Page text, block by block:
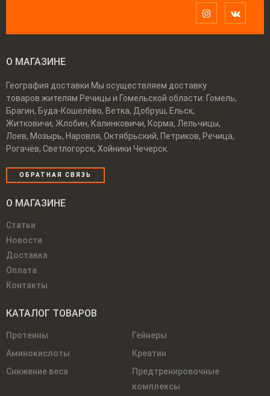
О МАГАЗИНЕ
География доставки Мы осуществляем доставку
товаров жителям Речицы и Гомельской области: Гомель,
Брагин, Буда-Кошелёво, Ветка, Добруш, Ельск,
Житковичи, Жлобин, Калинковичи, Корма, Лельчицы,
Лоев, Мозырь, Наровля, Октябрьский, Петриков, Речица,
Рогачёв, Светлогорск, Хойники Чечерск.
ОБРАТНАЯ СВЯЗЬ
О МАГАЗИНЕ
Статьи
Новости
Доставка
Оплата
Контакты
КАТАЛОГ ТОВАРОВ
Протеины
Гейнеры
Аминокислоты
Креатин
Снижение веса
Предтренировочные
комплексы